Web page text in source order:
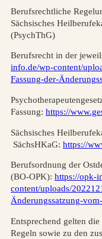
Berufsrechtliche
Sächsisches
(PsychThG)
Berufsrecht in der
info.de/wp-content/
Fassung-der-
Fassung: https://
Sächsisches
SächsHKaG: https://
Berufsordnung der
(BO-OPK): https://opk-
content/uploads/
Änderungssatzung-
Entsprechend gelten
Regeln sowie zu den